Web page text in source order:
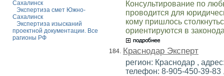
Сахалинск
Экспертиза смет Южно-
Сахалинск
Экспертиза изысканий
проектной документации. Все
рагионы РФ
Консультирование по
проводится для
кому пришлось
ориентируются в
184. Краснодар Эксперт
регион: Краснодар ,
телефон: 8-905-450-39-83